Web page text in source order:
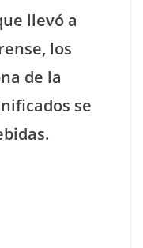
llevó a
los
de la
se